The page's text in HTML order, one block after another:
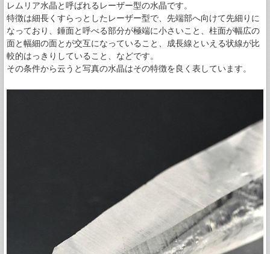
レムリア水晶と呼ばれるレーザー型の水晶です。
特徴は細長くすらっとしたレーザー型で、先端部へ向けて先細りに
なっており、錘面と呼べる部分が極端に小さいこと、柱面が幅広の
面と幅細の面とが交互になっていること、成長線といえる状線が比
較的はっきりしていること、などです。
その条件から云うと写真の水晶はその特徴を良く表しています。